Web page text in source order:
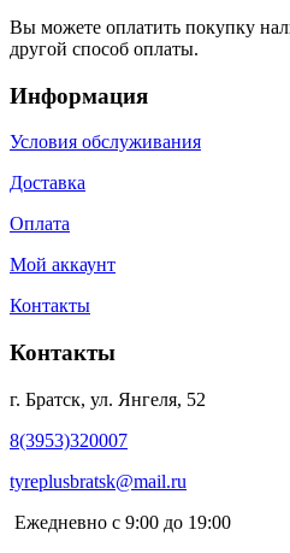
Вы можете оплатить покупку
другой способ оплаты.
Информация
Условия обслуживания
Доставка
Оплата
Мой аккаунт
Контакты
Контакты
г. Братск, ул. Янгеля, 52
8(3953)320007
tyreplusbratsk@mail.ru
Ежедневно с 9:00 до 19:00